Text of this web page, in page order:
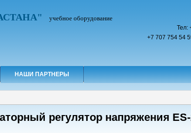
учебное оборудование
Тел:
+7 707 754 54
НАШИ ПАРТНЕРЫ
регулятор напряжения